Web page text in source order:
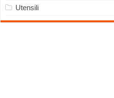
Utensili